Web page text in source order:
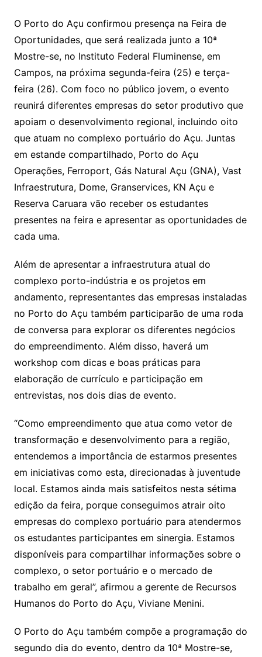
O Porto do Açu confirmou presença na Feira de
Oportunidades, que será realizada junto a 10ª
Mostre-se, no Instituto Federal Fluminense, em
Campos, na próxima segunda-feira (25) e terça-
feira (26). Com foco no público jovem, o evento
reunirá diferentes empresas do setor produtivo que
apoiam o desenvolvimento regional, incluindo oito
que atuam no complexo portuário do Açu. Juntas
em estande compartilhado, Porto do Açu
Operações, Ferroport, Gás Natural Açu (GNA), Vast
Infraestrutura, Dome, Granservices, KN Açu e
Reserva Caruara vão receber os estudantes
presentes na feira e apresentar as oportunidades de
cada uma.
Além de apresentar a infraestrutura atual do
complexo porto-indústria e os projetos em
andamento, representantes das empresas instaladas
no Porto do Açu também participarão de uma roda
de conversa para explorar os diferentes negócios
do empreendimento. Além disso, haverá um
workshop com dicas e boas práticas para
elaboração de currículo e participação em
entrevistas, nos dois dias de evento.
“Como empreendimento que atua como vetor de
transformação e desenvolvimento para a região,
entendemos a importância de estarmos presentes
em iniciativas como esta, direcionadas à juventude
local. Estamos ainda mais satisfeitos nesta sétima
edição da feira, porque conseguimos atrair oito
empresas do complexo portuário para atendermos
os estudantes participantes em sinergia. Estamos
disponíveis para compartilhar informações sobre o
complexo, o setor portuário e o mercado de
trabalho em geral”, afirmou a gerente de Recursos
Humanos do Porto do Açu, Viviane Menini.
O Porto do Açu também compõe a programação do
segundo dia do evento, dentro da 10ª Mostre-se,